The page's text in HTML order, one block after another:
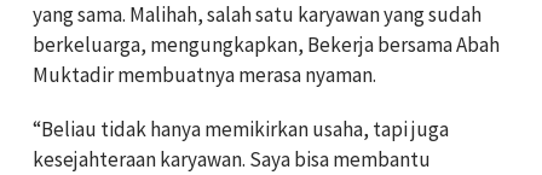
yang sama. Malihah, salah satu karyawan yang sudah
berkeluarga, mengungkapkan, Bekerja bersama Abah
Muktadir membuatnya merasa nyaman.
“Beliau tidak hanya memikirkan usaha, tapi juga
kesejahteraan karyawan. Saya bisa membantu